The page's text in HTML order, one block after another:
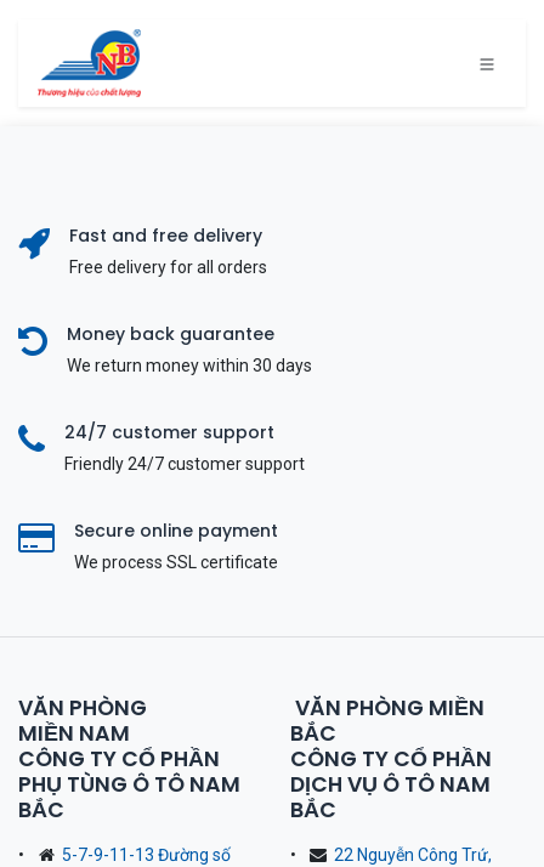
Fast and free delivery
Free delivery for all orders
Money back guarantee
We return money within 30 days
24/7 customer support
Friendly 24/7 customer support
Secure online payment
We process SSL сertificate
VĂN PHÒNG
MIỀN NAM
CÔNG TY CỔ PHẦN
PHỤ TÙNG Ô TÔ NAM
BẮC
5-7-9-11-13 Đường số
VĂN PHÒNG MIỀN
BẮC
CÔNG TY CỔ PHẦN
DỊCH VỤ Ô TÔ NAM
BẮC
22 Nguyễn Công Trứ,